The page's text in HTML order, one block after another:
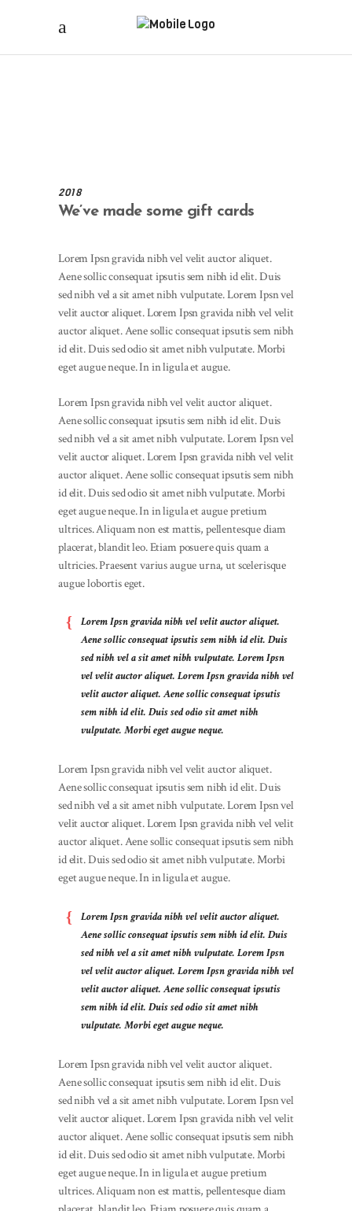
2018
We’ve made some gift cards
Lorem Ipsn gravida nibh vel velit auctor aliquet.
Aene sollic consequat ipsutis sem nibh id elit. Duis
sed nibh vel a sit amet nibh vulputate. Lorem Ipsn vel
velit auctor aliquet. Lorem Ipsn gravida nibh vel velit
auctor aliquet. Aene sollic consequat ipsutis sem nibh
id elit. Duis sed odio sit amet nibh vulputate. Morbi
eget augue neque. In in ligula et augue.
Lorem Ipsn gravida nibh vel velit auctor aliquet.
Aene sollic consequat ipsutis sem nibh id elit. Duis
sed nibh vel a sit amet nibh vulputate. Lorem Ipsn vel
velit auctor aliquet. Lorem Ipsn gravida nibh vel velit
auctor aliquet. Aene sollic consequat ipsutis sem nibh
id elit. Duis sed odio sit amet nibh vulputate. Morbi
eget augue neque. In in ligula et augue pretium
ultrices. Aliquam non est mattis, pellentesque diam
placerat, blandit leo. Etiam posuere quis quam a
ultricies. Praesent varius augue urna, ut scelerisque
augue lobortis eget.
Lorem Ipsn gravida nibh vel velit auctor aliquet.
Aene sollic consequat ipsutis sem nibh id elit. Duis
sed nibh vel a sit amet nibh vulputate. Lorem Ipsn
vel velit auctor aliquet. Lorem Ipsn gravida nibh vel
velit auctor aliquet. Aene sollic consequat ipsutis
sem nibh id elit. Duis sed odio sit amet nibh
vulputate. Morbi eget augue neque.
Lorem Ipsn gravida nibh vel velit auctor aliquet.
Aene sollic consequat ipsutis sem nibh id elit. Duis
sed nibh vel a sit amet nibh vulputate. Lorem Ipsn vel
velit auctor aliquet. Lorem Ipsn gravida nibh vel velit
auctor aliquet. Aene sollic consequat ipsutis sem nibh
id elit. Duis sed odio sit amet nibh vulputate. Morbi
eget augue neque. In in ligula et augue.
Lorem Ipsn gravida nibh vel velit auctor aliquet.
Aene sollic consequat ipsutis sem nibh id elit. Duis
sed nibh vel a sit amet nibh vulputate. Lorem Ipsn
vel velit auctor aliquet. Lorem Ipsn gravida nibh vel
velit auctor aliquet. Aene sollic consequat ipsutis
sem nibh id elit. Duis sed odio sit amet nibh
vulputate. Morbi eget augue neque.
Lorem Ipsn gravida nibh vel velit auctor aliquet.
Aene sollic consequat ipsutis sem nibh id elit. Duis
sed nibh vel a sit amet nibh vulputate. Lorem Ipsn vel
velit auctor aliquet. Lorem Ipsn gravida nibh vel velit
auctor aliquet. Aene sollic consequat ipsutis sem nibh
id elit. Duis sed odio sit amet nibh vulputate. Morbi
eget augue neque. In in ligula et augue pretium
ultrices. Aliquam non est mattis, pellentesque diam